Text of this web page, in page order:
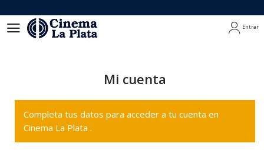
Entrar
Mi cuenta
Completa tus datos para acceder a tu cuenta en
Cinema La Plata .